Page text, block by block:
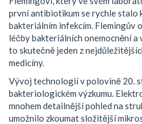
první antibiotikum se rychle
bakteriálním infekcím. Flemingův
léčby bakteriálních onemocnění
to skutečně jeden z
medicíny.
Vývoj technologií v polovině 20.
bakteriologickém výzkumu.
mnohem detailnější pohled na
umožnilo zkoumat složitější